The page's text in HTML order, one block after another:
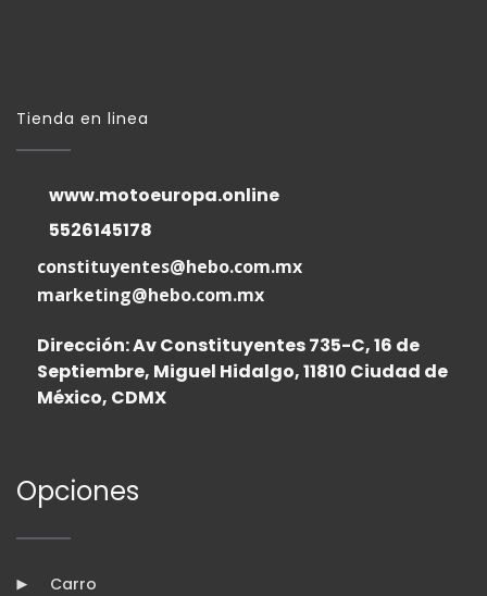
Tienda en linea
www.motoeuropa.online
5526145178
constituyentes@hebo.com.mx
marketing@hebo.com.mx
Dirección: Av Constituyentes 735-C, 16 de
Septiembre, Miguel Hidalgo, 11810 Ciudad de
México, CDMX
Opciones
Carro